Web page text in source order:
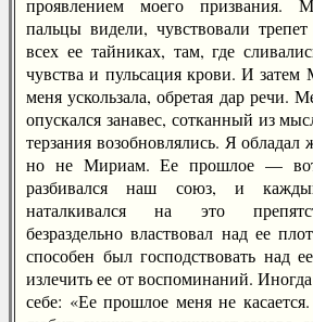
проявлением моего призвания.
пальцы видели, чувствовали
всех ее тайниках, там, где
чувства и пульсация крови. И
меня ускользала, обретая дар речи.
опускался занавес, сотканный из
терзания возобновлялись. Я
но не Мириам. Ее прошлое —
разбивался наш союз, и
наталкивался на это
безраздельно властвовал над ее
способен был господствовать над
излечить ее от воспоминаний.
себе: «Ее прошлое меня не